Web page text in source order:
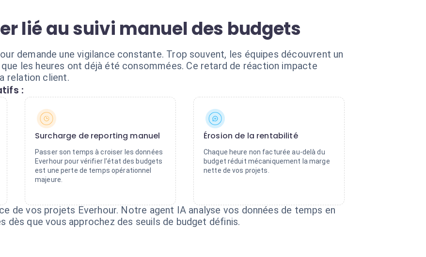
lié au suivi manuel des budgets
demande une vigilance constante. Trop souvent, les équipes découvrent un
les heures ont déjà été consommées. Ce retard de réaction impacte
relation client.
:
Surcharge de reporting manuel
Passer son temps à croiser les données
Everhour pour vérifier l'état des budgets
est une perte de temps opérationnel
majeure.
Érosion de la rentabilité
Chaque heure non facturée au-delà du
budget réduit mécaniquement la marge
nette de vos projets.
de vos projets Everhour. Notre agent IA analyse vos données de temps en
dès que vous approchez des seuils de budget définis.